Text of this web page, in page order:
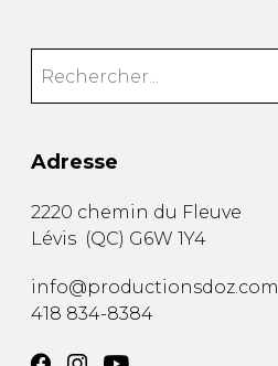
Adresse
2220 chemin du Fleuve
Lévis (QC) G6W 1Y4
info@productionsdoz.com
418 834-8384